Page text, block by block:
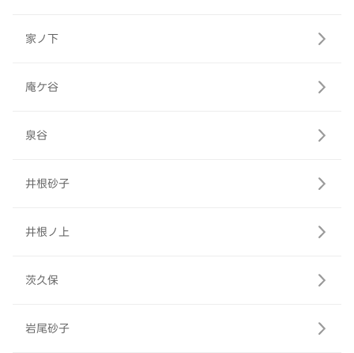
家ノ下
庵ケ谷
泉谷
井根砂子
井根ノ上
茨久保
岩尾砂子